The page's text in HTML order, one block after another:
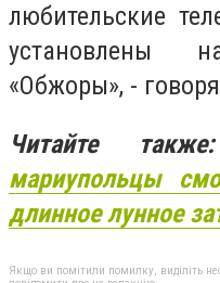
любительские
установлены
«Обжоры», -
Читайте
мариупольцы
длинное лунное
Якщо ви помітили помилку, виділіть